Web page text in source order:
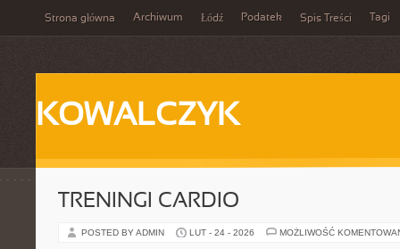
Strona główna Archiwum Łódź Podatek Spis Treści Tagi
KOWALCZYK
TRENINGI CARDIO
POSTED BY ADMIN LUT - 24 - 2026 MOŻLIWOŚĆ